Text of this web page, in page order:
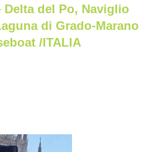
Delta del Po, Naviglio
di Grado-Marano
/ITALIA